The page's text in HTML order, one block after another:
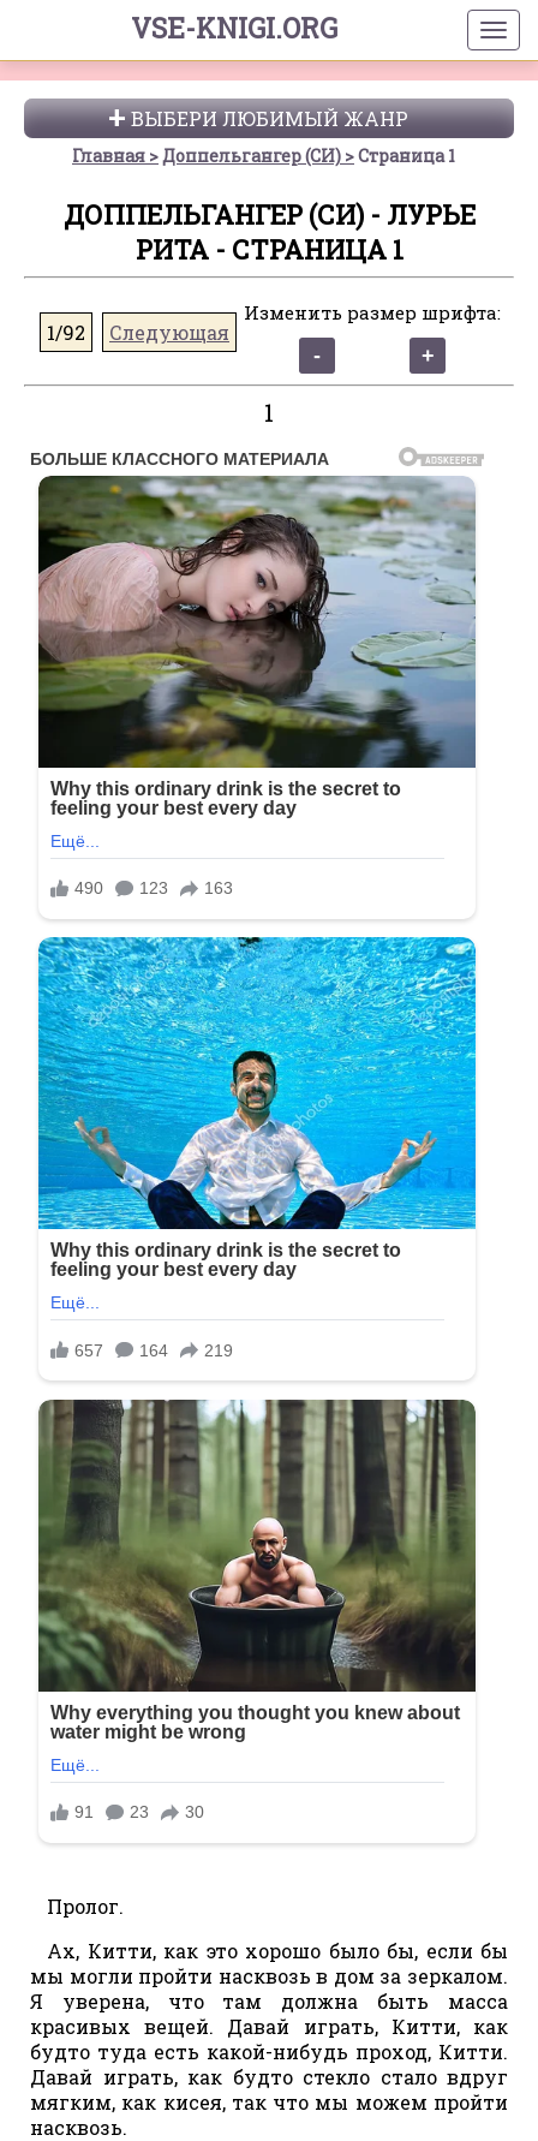
VSE-KNIGI.ORG
ВЫБЕРИ ЛЮБИМЫЙ ЖАНР
Главная Доппельгангер (СИ) Страница 1
ДОППЕЛЬГАНГЕР (СИ) - ЛУРЬЕ
РИТА - СТРАНИЦА 1
1/92 Следующая
Изменить размер шрифта:
1
Пролог.
Ах, Китти, как это хорошо было бы, если бы
мы могли пройти насквозь в дом за зеркалом.
Я уверена, что там должна быть масса
красивых вещей. Давай играть, Китти, как
будто туда есть какой-нибудь проход, Китти.
Давай играть, как будто стекло стало вдруг
мягким, как кисея, так что мы можем пройти
насквозь.